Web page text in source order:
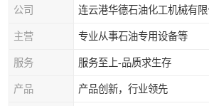
公司 连云港华德石油化工机械有限
主营 专业从事石油专用设备等
服务 服务至上-品质求生存
产品 产品创新，行业领先